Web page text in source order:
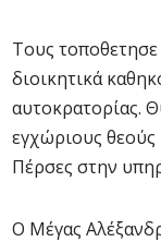
Τους τοποθετησε
διοικητικά
αυτοκρατορίας.
εγχώριους θεούς
Πέρσες στην
Ο Μέγας